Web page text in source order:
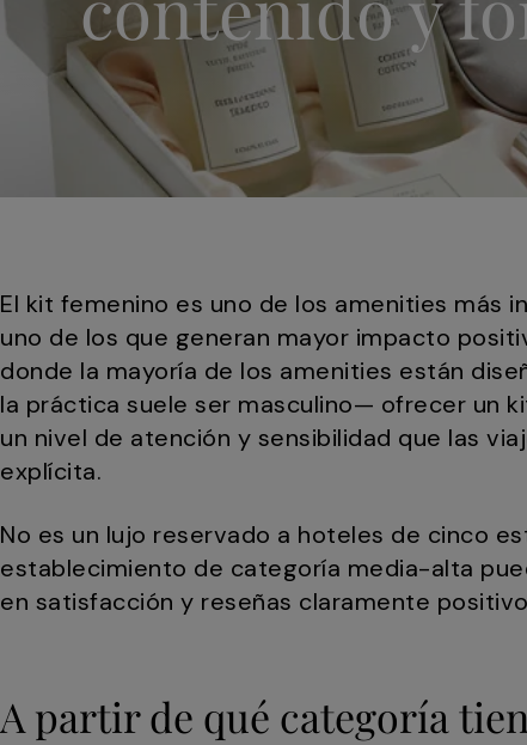
El kit femenino es uno de los amenities más
uno de los que generan mayor impacto
donde la mayoría de los amenities están
la práctica suele ser masculino— ofrecer un
un nivel de atención y sensibilidad que las
explícita.
No es un lujo reservado a hoteles de cinco
establecimiento de categoría media-alta
en satisfacción y reseñas claramente
A partir de qué categoría